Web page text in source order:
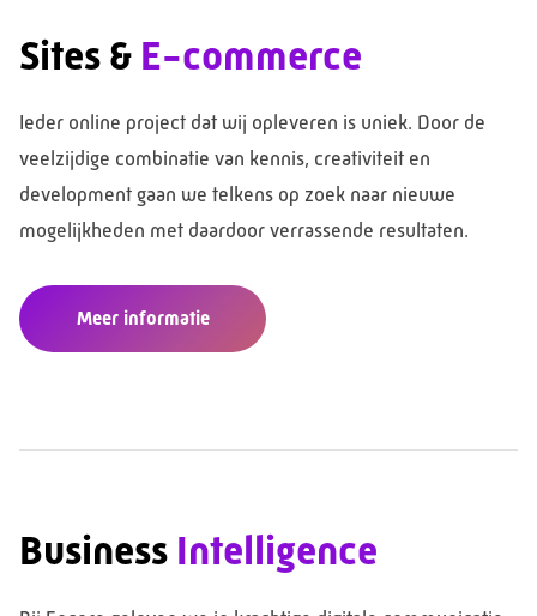
Sites & E-commerce
Ieder online project dat wij opleveren is uniek. Door de
veelzijdige combinatie van kennis, creativiteit en
development gaan we telkens op zoek naar nieuwe
mogelijkheden met daardoor verrassende resultaten.
Meer informatie
Business Intelligence